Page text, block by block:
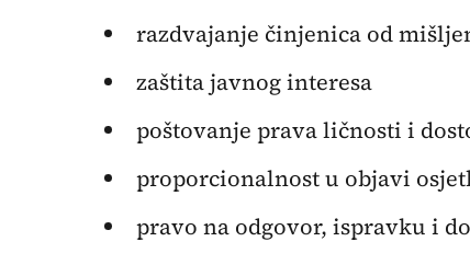
razdvajanje činjenica od
zaštita javnog interesa
poštovanje prava ličnosti i
proporcionalnost u objavi
pravo na odgovor, ispravku i